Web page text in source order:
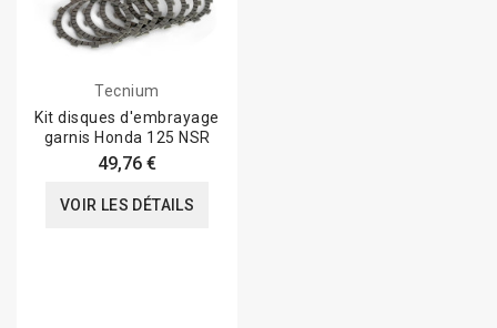
Tecnium
Kit disques d'embrayage
garnis Honda 125 NSR
49,76 €
VOIR LES DÉTAILS